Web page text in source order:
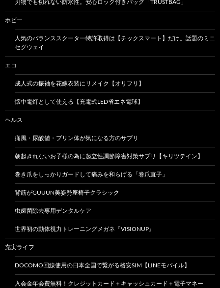
刃物でも切れない防水性。安心ロック付きバッグ「TRUSTBAG」
ホビー
人気のバランススクーター特許取得は【チックスマート】だけ。話題のミニ
セグウェイ
エコ
成人式の振袖を花嫁衣装にリメイク【オリフリ】
懐中電灯として使える【充電式LED省エネ電球】
ヘルス
痛風・尿酸値・プリン体が気になる方のサプリ
朝起きれないお子様の為に起立性調節障害対策サプリ【キリツテイン】
巻き爪をしっかりガードして痛みを和らげる「巻爪直子」
背筋がGUUUN美姿勢座椅子クラシック
虫歯菌除去専用デンタルケア
世界初の動体視力トレーニングメガネ『VISIONUP』
充実ライフ
DOCOMO回線使用の日本全国で繋がる格安SIM【LINEモバイル】
入会金年会費無料！クレジットカード＋キャッシュカード＋電子マネー